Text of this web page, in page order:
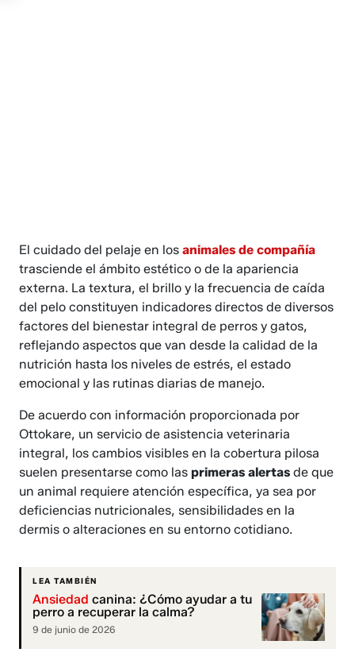
El cuidado del pelaje en losanimales de compañía
trasciende el ámbito estético o de la apariencia
externa. La textura, el brillo y la frecuencia de caída
del pelo constituyen indicadores directos de diversos
factores del bienestar integral de perros y gatos,
reflejando aspectos que van desde la calidad de la
nutrición hasta los niveles de estrés, el estado
emocional y las rutinas diarias de manejo.
De acuerdo con información proporcionada por
Ottokare, un servicio de asistencia veterinaria
integral, los cambios visibles en la cobertura pilosa
suelen presentarse como lasprimeras alertas de que
un animal requiere atención específica, ya sea por
deficiencias nutricionales, sensibilidades en la
dermis o alteraciones en su entorno cotidiano.
LEA TAMBIÉN
Ansiedad canina: ¿Cómo ayudar a tu
perro a recuperar la calma?
9 de junio de 2026